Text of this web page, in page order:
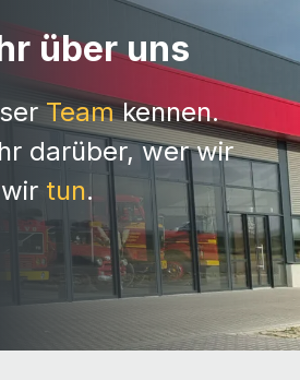
über uns
Teamkennen.
darüber, wer wir
tun.